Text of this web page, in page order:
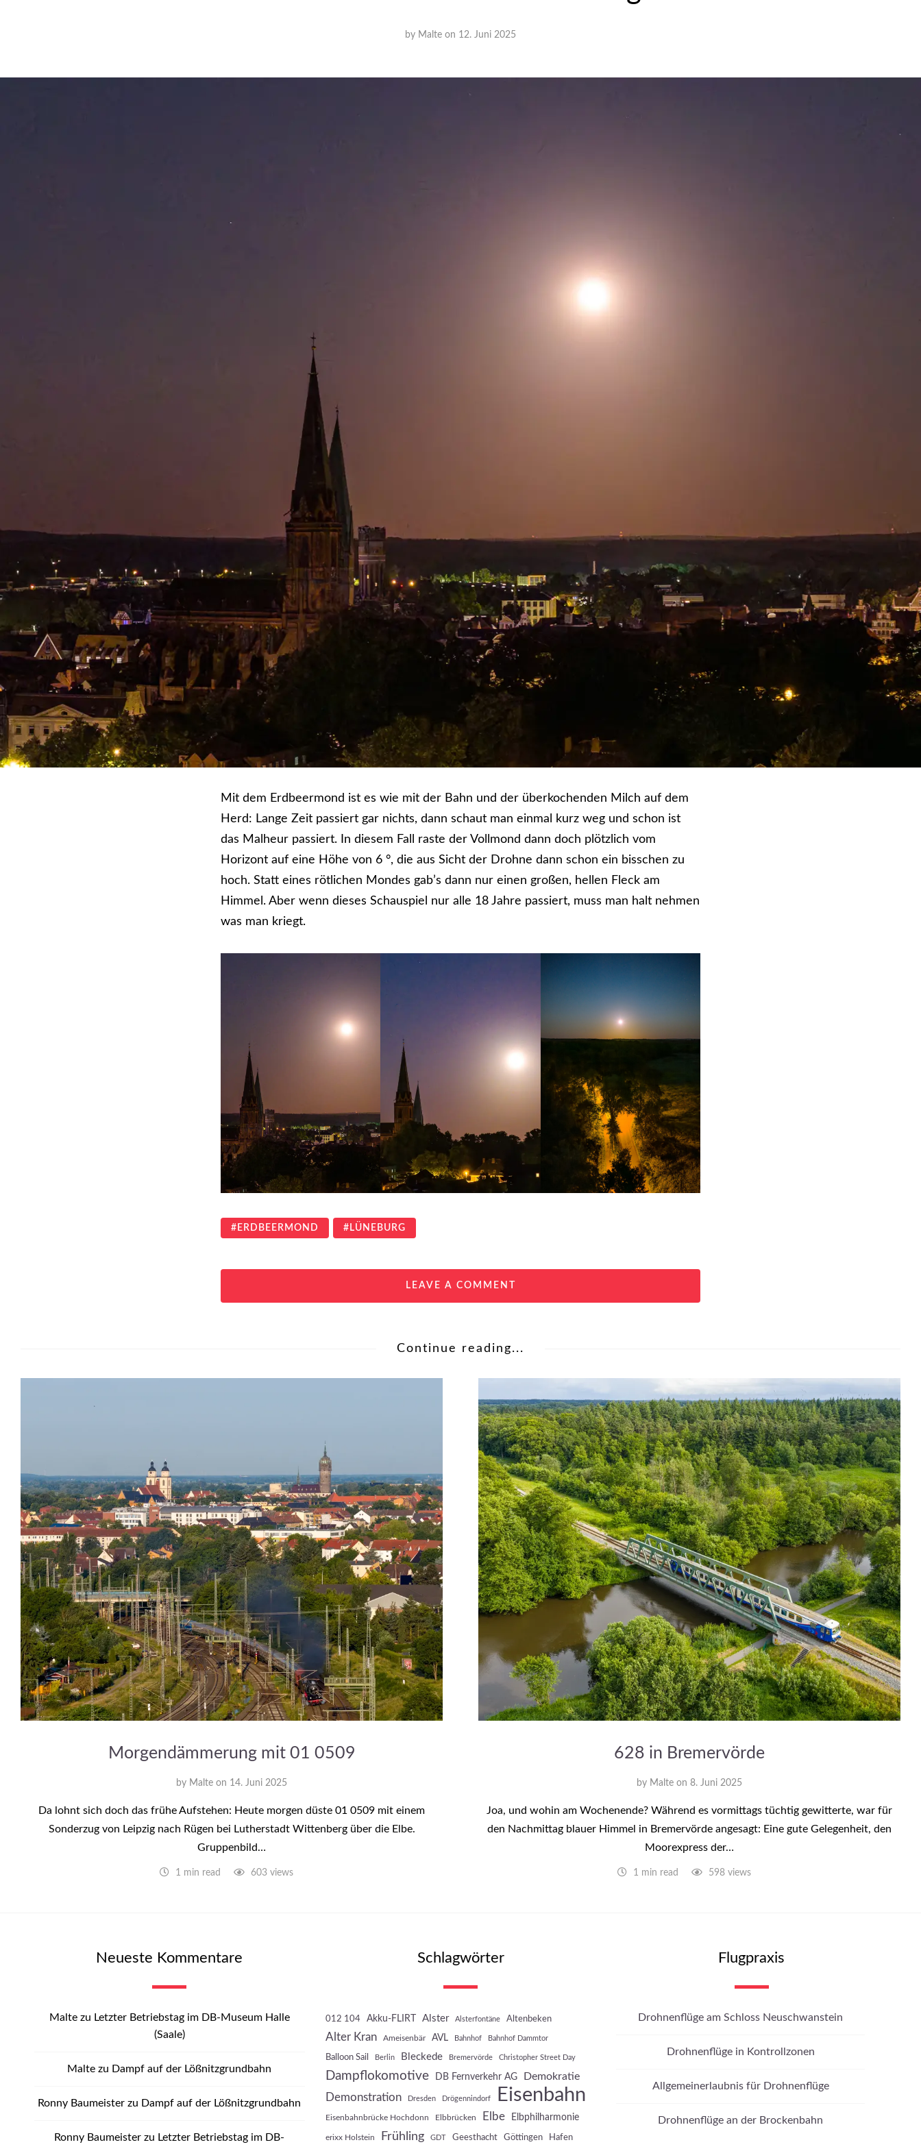
by Malte on 12. Juni 2025
Mit dem Erdbeermond ist es wie mit der Bahn und der überkochenden Milch auf dem
Herd: Lange Zeit passiert gar nichts, dann schaut man einmal kurz weg und schon ist
das Malheur passiert. In diesem Fall raste der Vollmond dann doch plötzlich vom
Horizont auf eine Höhe von 6 °, die aus Sicht der Drohne dann schon ein bisschen zu
hoch. Statt eines rötlichen Mondes gab’s dann nur einen großen, hellen Fleck am
Himmel. Aber wenn dieses Schauspiel nur alle 18 Jahre passiert, muss man halt nehmen
was man kriegt.
ERDBEERMOND LÜNEBURG
LEAVE A COMMENT
Continue reading...
Morgendämmerung mit 01 0509
by Malte on 14. Juni 2025
Da lohnt sich doch das frühe Aufstehen: Heute morgen düste 01 0509 mit einem
Sonderzug von Leipzig nach Rügen bei Lutherstadt Wittenberg über die Elbe.
Gruppenbild…
1 min read 603 views
628 in Bremervörde
by Malte on 8. Juni 2025
Joa, und wohin am Wochenende? Während es vormittags tüchtig gewitterte, war für
den Nachmittag blauer Himmel in Bremervörde angesagt: Eine gute Gelegenheit, den
Moorexpress der…
1 min read 598 views
Neueste Kommentare
Maltezu Letzter Betriebstag im DB-Museum Halle
(Saale)
Malte zu Dampf auf der Lößnitzgrundbahn
Ronny Baumeister zu Dampf auf der Lößnitzgrundbahn
Ronny Baumeister zu Letzter Betriebstag im DB-
Schlagwörter
012 104 Akku-FLIRT Alster Alsterfontäne Altenbeken
Alter Kran Ameisenbär AVL Bahnhof Bahnhof Dammtor
Balloon Sail Berlin Bleckede Bremervörde Christopher Street Day
Dampflokomotive DB Fernverkehr AG Demokratie
Demonstration Dresden Drögennindorf Eisenbahn
Eisenbahnbrücke Hochdonn Elbbrücken Elbe Elbphilharmonie
erixx Holstein Frühling GDT Geesthacht Göttingen Hafen
Flugpraxis
Drohnenflüge am Schloss Neuschwanstein
Drohnenflüge in Kontrollzonen
Allgemeinerlaubnis für Drohnenflüge
Drohnenflüge an der Brockenbahn